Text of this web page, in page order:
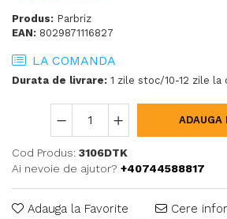
Produs: Parbriz
EAN: 8029871116827
LA COMANDA
Durata de livrare: 1 zile stoc/10-12 zile la
ADAUGA
Cod Produs: 3106DTK
Ai nevoie de ajutor? +40744588817
Adauga la Favorite Cere